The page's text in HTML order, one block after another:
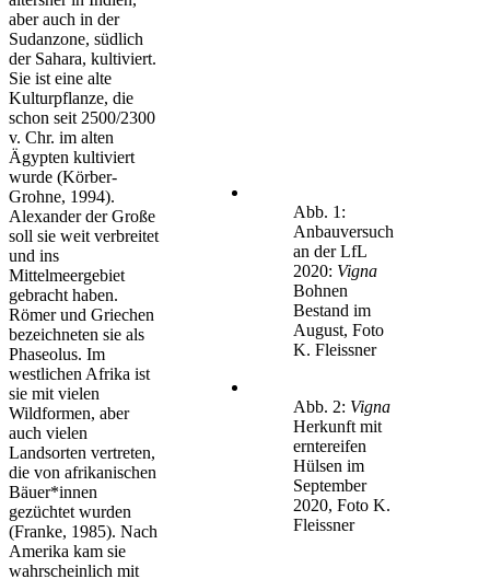
aber auch in der
Sudanzone, südlich
der Sahara, kultiviert.
Sie ist eine alte
Kulturpflanze, die
schon seit 2500/2300
v. Chr. im alten
Ägypten kultiviert
wurde (Körber-
Grohne, 1994).
Alexander der Große
soll sie weit verbreitet
und ins
Mittelmeergebiet
gebracht haben.
Römer und Griechen
bezeichneten sie als
Phaseolus. Im
westlichen Afrika ist
sie mit vielen
Wildformen, aber
auch vielen
Landsorten vertreten,
die von afrikanischen
Bäuer*innen
gezüchtet wurden
(Franke, 1985). Nach
Amerika kam sie
wahrscheinlich mit
Abb. 1:
Anbauversuch
an der LfL
2020: Vigna
Bohnen
Bestand im
August, Foto
K. Fleissner
Abb. 2: Vigna
Herkunft mit
erntereifen
Hülsen im
September
2020, Foto K.
Fleissner